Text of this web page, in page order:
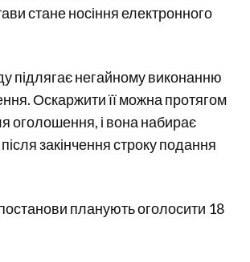
стане носіння електронного
підлягає негайному виконанню
Оскаржити її можна протягом
оголошення, і вона набирає
закінчення строку подання
планують оголосити 18